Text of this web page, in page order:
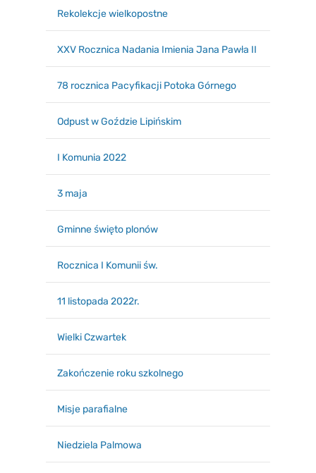
Rekolekcje wielkopostne
XXV Rocznica Nadania Imienia Jana Pawła II
78 rocznica Pacyfikacji Potoka Górnego
Odpust w Goździe Lipińskim
I Komunia 2022
3 maja
Gminne święto plonów
Rocznica I Komunii św.
11 listopada 2022r.
Wielki Czwartek
Zakończenie roku szkolnego
Misje parafialne
Niedziela Palmowa